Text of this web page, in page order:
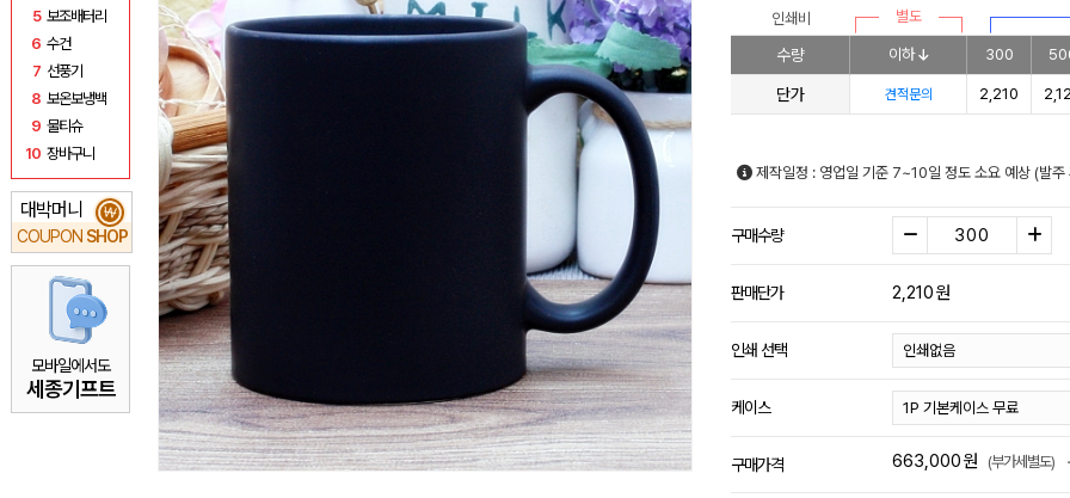
5 보조배터리
6 수건
7 선풍기
8 보온보냉백
9 물티슈
10 장바구니
대박머니
COUPON SHOP
₩
모바일에서도
세종기프트
인쇄비 별도
수량 이하 300
단가 견적문의 2,210
제작일정 : 영업일 기준 7~10일 정도 소요 예상 (발주
구매수량
판매단가 2,210원
인쇄 선택
케이스
구매가격 663,000원 (부가세별도)